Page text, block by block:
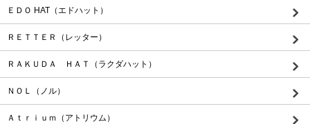
ＥＤＯ HAT（エドハット）
ＲＥＴＴＥＲ（レッター）
ＲＡＫＵＤＡ ＨＡＴ（ラクダハット）
ＮＯＬ（ノル）
Ａｔｒｉｕｍ（アトリウム）